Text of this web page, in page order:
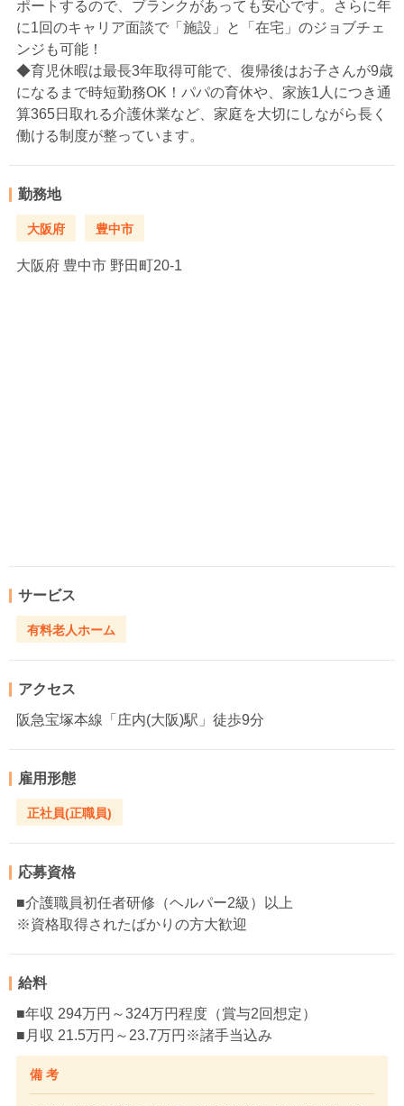
ポートするので、ブランクがあっても安心です。さらに年
に1回のキャリア面談で「施設」と「在宅」のジョブチェ
ンジも可能！
◆育児休暇は最長3年取得可能で、復帰後はお子さんが9歳
になるまで時短勤務OK！パパの育休や、家族1人につき通
算365日取れる介護休業など、家庭を大切にしながら長く
働ける制度が整っています。
勤務地
大阪府 豊中市
大阪府 豊中市 野田町20-1
サービス
有料老人ホーム
アクセス
阪急宝塚本線「庄内(大阪)駅」徒歩9分
雇用形態
正社員(正職員)
応募資格
■介護職員初任者研修（ヘルパー2級）以上
※資格取得されたばかりの方大歓迎
給料
■年収 294万円～324万円程度（賞与2回想定）
■月収 21.5万円～23.7万円※諸手当込み
備 考